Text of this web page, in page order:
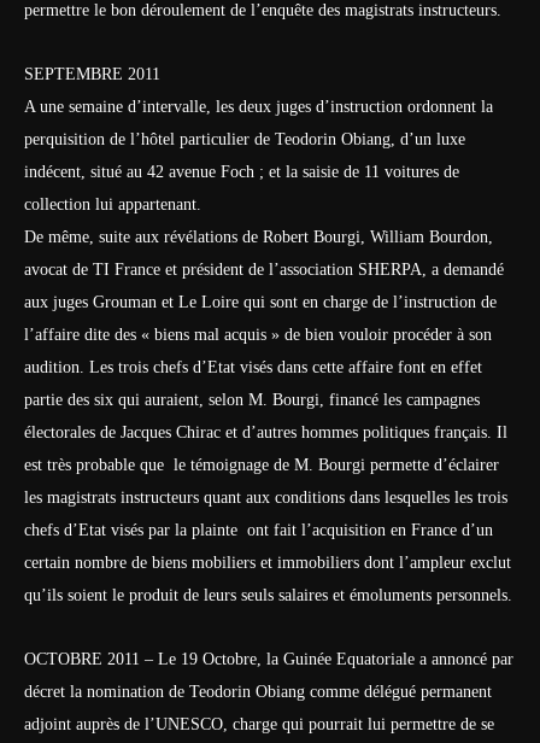
permettre le bon déroulement de l’enquête des magistrats instructeurs.
SEPTEMBRE 2011
A une semaine d’intervalle, les deux juges d’instruction ordonnent la
perquisition de l’hôtel particulier de Teodorin Obiang, d’un luxe
indécent, situé au 42 avenue Foch ; et la saisie de 11 voitures de
collection lui appartenant.
De même, suite aux révélations de Robert Bourgi, William Bourdon,
avocat de TI France et président de l’association SHERPA, a demandé
aux juges Grouman et Le Loire qui sont en charge de l’instruction de
l’affaire dite des « biens mal acquis » de bien vouloir procéder à son
audition. Les trois chefs d’Etat visés dans cette affaire font en effet
partie des six qui auraient, selon M. Bourgi, financé les campagnes
électorales de Jacques Chirac et d’autres hommes politiques français. Il
est très probable que le témoignage de M. Bourgi permette d’éclairer
les magistrats instructeurs quant aux conditions dans lesquelles les trois
chefs d’Etat visés par la plainte ont fait l’acquisition en France d’un
certain nombre de biens mobiliers et immobiliers dont l’ampleur exclut
qu’ils soient le produit de leurs seuls salaires et émoluments personnels.
OCTOBRE 2011 – Le 19 Octobre, la Guinée Equatoriale a annoncé par
décret la nomination de Teodorin Obiang comme délégué permanent
adjoint auprès de l’UNESCO, charge qui pourrait lui permettre de se